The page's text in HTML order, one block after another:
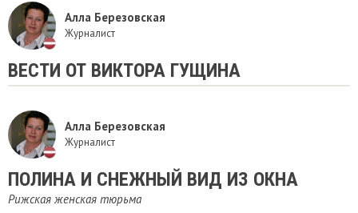
Алла Березовская
Журналист
ВЕСТИ ОТ ВИКТОРА ГУЩИНА
Алла Березовская
Журналист
ПОЛИНА И СНЕЖНЫЙ ВИД ИЗ ОКНА
Рижская женская тюрьма